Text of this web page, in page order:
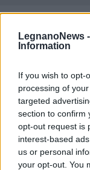
LegnanoNews -
Information
If you wish to opt-
processing of
targeted
section to confirm
opt-out request is
interest-based
us or personal
your opt-out. You